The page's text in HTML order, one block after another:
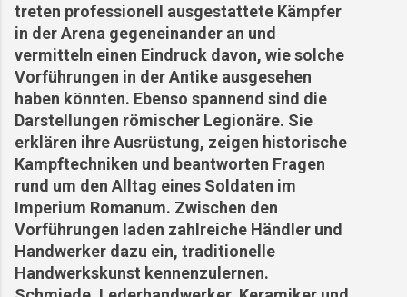
treten professionell ausgestattete Kämpfer
in der Arena gegeneinander an und
vermitteln einen Eindruck davon, wie solche
Vorführungen in der Antike ausgesehen
haben könnten. Ebenso spannend sind die
Darstellungen römischer Legionäre. Sie
erklären ihre Ausrüstung, zeigen historische
Kampftechniken und beantworten Fragen
rund um den Alltag eines Soldaten im
Imperium Romanum. Zwischen den
Vorführungen laden zahlreiche Händler und
Handwerker dazu ein, traditionelle
Handwerkskunst kennenzulernen.